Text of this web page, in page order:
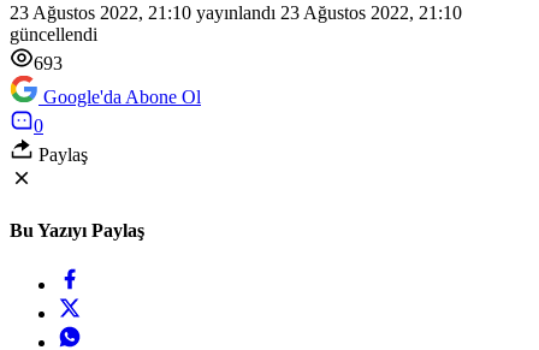
23 Ağustos 2022, 21:10 yayınlandı 23 Ağustos 2022, 21:10
güncellendi
693
Google'da Abone Ol
0
Paylaş
Bu Yazıyı Paylaş